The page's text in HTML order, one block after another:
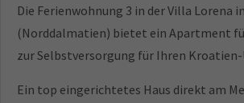
Die Ferienwohnung 3 in der Villa Lorena
(Norddalmatien) bietet ein Apartment
zur Selbstversorgung für Ihren
Ein top eingerichtetes Haus direkt am